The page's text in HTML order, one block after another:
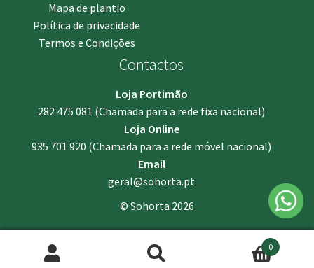
Mapa de plantio
Política de privacidade
Termos e Condições
Contactos
Loja Portimão
282 475 081 (Chamada para a rede fixa nacional)
Loja Online
935 701 920 (Chamada para a rede móvel nacional)
Email
geral@sohorta.pt
© Sohorta 2026
Pesquisar
Pesquisa
0